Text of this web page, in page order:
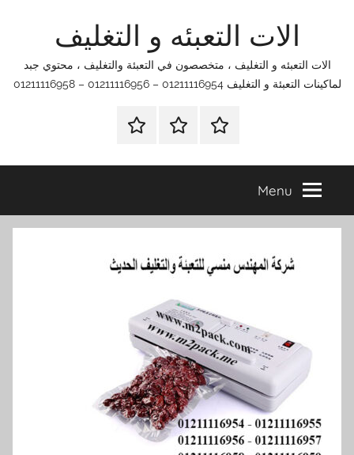
الات التعبئه و التغليف
الات التعبئه و التغليف ، متخصصون في التعبئة والتغليف ، محتوي جبد
لماكينات التعبئة و التغليف 01211116954 – 01211116956 – 01211116958
الرئيسيةاتصل
اتـصـل
في
التي
Menu